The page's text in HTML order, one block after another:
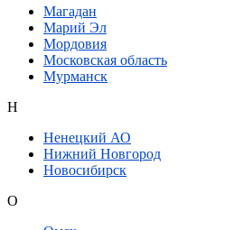
Магадан
Марий Эл
Мордовия
Московская область
Мурманск
Н
Ненецкий АО
Нижний Новгород
Новосибирск
О